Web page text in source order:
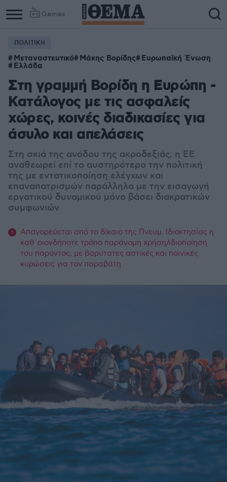
Games
ΠΟΛΙΤΙΚΗ
Μεταναστευτικό Μάκης Βορίδης Ευρωπαϊκή Ένωση
Ελλάδα
Στη γραμμή Βορίδη η Ευρώπη -
Κατάλογος με τις ασφαλείς
χώρες, κοινές διαδικασίες για
άσυλο και απελάσεις
Στη σκιά της ανόδου της ακροδεξιάς, η ΕΕ
αναθεωρεί επί το αυστηρότερο την πολιτική
της με εντατικοποίηση ελέγχων και
επαναπατρισμών παράλληλα με την εισαγωγή
εργατικού δυναμικού μόνο βάσει διακρατικών
συμφωνιών
Απαγορεύεται από το δίκαιο της Πνευμ. Ιδιοκτησίας η
καθ΄οιονδήποτε τρόπο παράνομη χρήση/ιδιοποίηση
του παρόντος, με βαρύτατες αστικές και ποινικές
κυρώσεις για τον παραβάτη